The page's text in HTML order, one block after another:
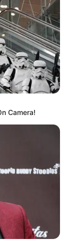
у випадку
Віктора
стійкість,
можете
і якісно.
Camera!